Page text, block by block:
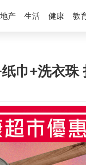
地产 生活 健康 教
巾+洗衣珠